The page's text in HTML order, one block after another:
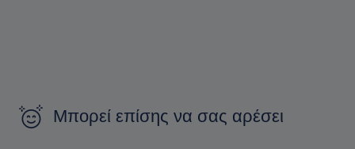
Μπορεί επίσης να σας αρέσει